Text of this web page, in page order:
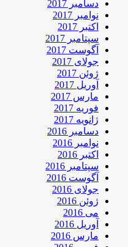
دسامبر 2017
نوامبر 2017
اکتبر 2017
سپتامبر 2017
آگوست 2017
جولای 2017
ژوئن 2017
آوریل 2017
مارس 2017
فوریه 2017
ژانویه 2017
دسامبر 2016
نوامبر 2016
اکتبر 2016
سپتامبر 2016
آگوست 2016
جولای 2016
ژوئن 2016
می 2016
آوریل 2016
مارس 2016